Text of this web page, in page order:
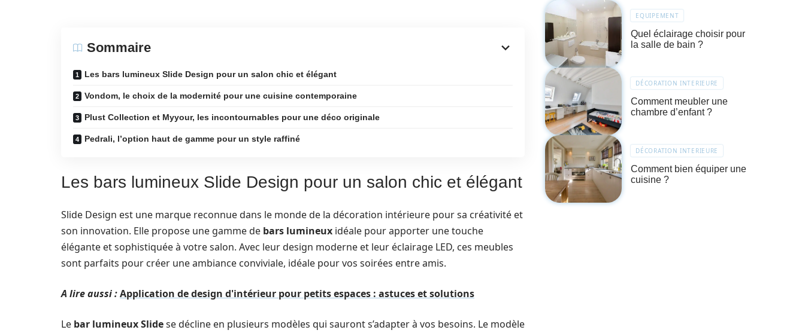
Sommaire
Les bars lumineux Slide Design pour un salon chic et élégant
Vondom, le choix de la modernité pour une cuisine contemporaine
Plust Collection et Myyour, les incontournables pour une déco originale
Pedrali, l’option haut de gamme pour un style raffiné
Les bars lumineux Slide Design pour un salon chic et élégant
Slide Design est une marque reconnue dans le monde de la décoration intérieure pour sa créativité et
son innovation. Elle propose une gamme de bars lumineux idéale pour apporter une touche
élégante et sophistiquée à votre salon. Avec leur design moderne et leur éclairage LED, ces meubles
sont parfaits pour créer une ambiance conviviale, idéale pour vos soirées entre amis.
A lire aussi :Application de design d'intérieur pour petits espaces : astuces et solutions
Le bar lumineux Slidese décline en plusieurs modèles qui sauront s’adapter à vos besoins. Le modèle
EQUIPEMENT
Quel éclairage choisir pour
la salle de bain ?
DÉCORATION INTERIEURE
Comment meubler une
chambre d’enfant ?
DÉCORATION INTERIEURE
Comment bien équiper une
cuisine ?